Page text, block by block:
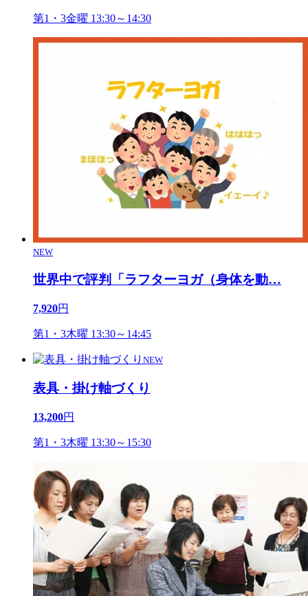
第1・3金曜 13:30～14:30
NEW
世界中で評判「ラフターヨガ（身体を動…
7,920円
第1・3木曜 13:30～14:45
NEW
表具・掛け軸づくり
13,200円
第1・3木曜 13:30～15:30